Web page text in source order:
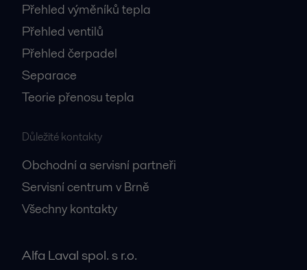
Přehled výměníků tepla
Přehled ventilů
Přehled čerpadel
Separace
Teorie přenosu tepla
Důležité kontakty
Obchodní a servisní partneři
Servisní centrum v Brně
Všechny kontakty
Alfa Laval spol. s r.o.